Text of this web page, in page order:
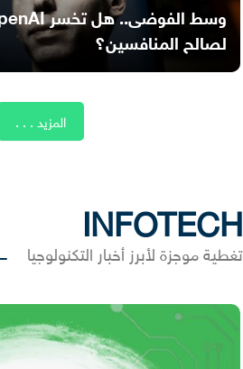
لصالح المنافسين؟
المزيد . . .
INFOTECH
تغطية موجزة لأبرز أخبار التكنولوجيا